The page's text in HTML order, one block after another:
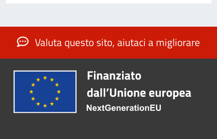
Valuta questo sito, aiutaci a migliorare